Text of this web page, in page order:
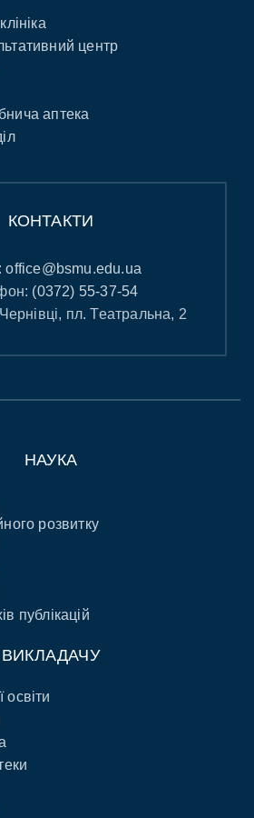
центр
аптека
КОНТАКТИ
office@bsmu.edu.ua
(0372) 55-37-54
пл. Театральна, 2
НАУКА
розвитку
публікацій
ВИКЛАДАЧУ